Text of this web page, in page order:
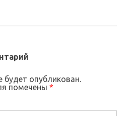
будет опубликован.
помечены *